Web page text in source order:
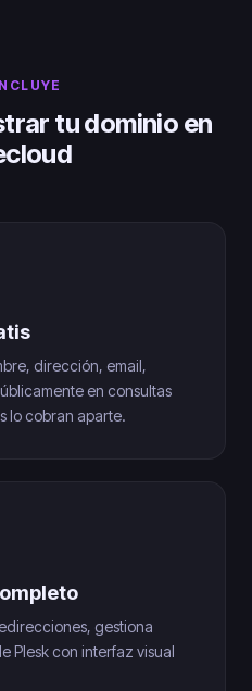
tu dominio en
dirección, email,
en consultas
lo cobran aparte.
gestiona
Plesk con interfaz visual